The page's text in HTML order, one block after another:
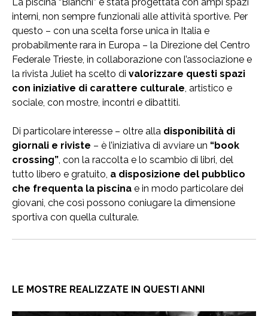
interni, non sempre funzionali alle attività sportive. Per
questo – con una scelta forse unica in Italia e
probabilmente rara in Europa – la Direzione del Centro
Federale Trieste, in collaborazione con l’associazione e
la rivista Juliet ha scelto di valorizzare questi spazi
con iniziative di carattere culturale, artistico e
sociale, con mostre, incontri e dibattiti.
Di particolare interesse – oltre alla disponibilità di
giornali e riviste – è l’iniziativa di avviare un “book
crossing”, con la raccolta e lo scambio di libri, del
tutto libero e gratuito, a disposizione del pubblico
che frequenta la piscina e in modo particolare dei
giovani, che così possono coniugare la dimensione
sportiva con quella culturale.
LE MOSTRE REALIZZATE IN QUESTI ANNI